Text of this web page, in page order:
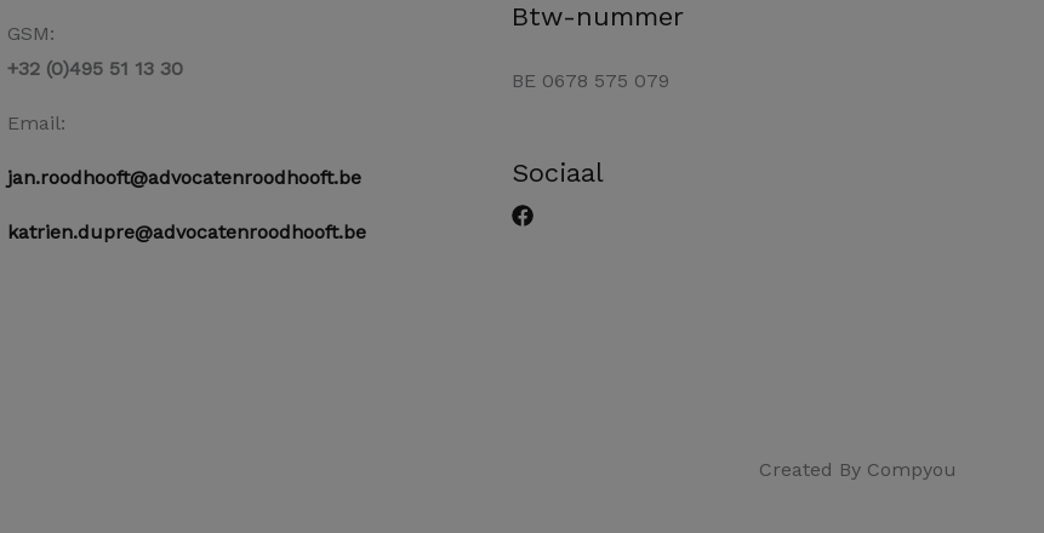
GSM:
+32 (0)495 51 13 30
Email:
jan.roodhooft@advocatenroodhooft.be
katrien.dupre@advocatenroodhooft.be
Btw-nummer
BE 0678 575 079
Sociaal
Created By Compyou